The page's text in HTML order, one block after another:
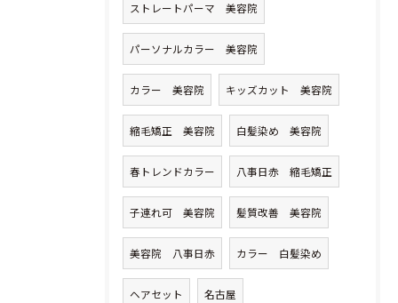
ストレートパーマ 美容院
パーソナルカラー 美容院
カラー 美容院 キッズカット 美容院
縮毛矯正 美容院 白髪染め 美容院
春トレンドカラー 八事日赤 縮毛矯正
子連れ可 美容院 髪質改善 美容院
美容院 八事日赤 カラー 白髪染め
ヘアセット 名古屋